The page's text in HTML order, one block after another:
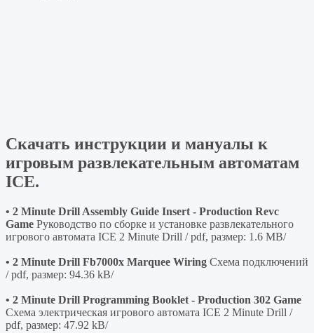
Скачать инструкции и мануалы к
игровым развлекательным автоматам
ICE.
• 2 Minute Drill Assembly Guide Insert - Production Revc
Game Руководство по сборке и установке развлекательного
игрового автомата ICE 2 Minute Drill / pdf, размер: 1.6 MB/
• 2 Minute Drill Fb7000x Marquee Wiring Схема подключений
/ pdf, размер: 94.36 kB/
• 2 Minute Drill Programming Booklet - Production 302 Game
Схема электрическая игрового автомата ICE 2 Minute Drill /
pdf, размер: 47.92 kB/